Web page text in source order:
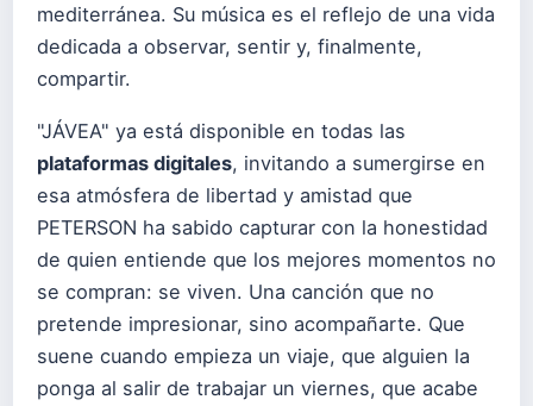
mediterránea. Su música es el reflejo de una vida
dedicada a observar, sentir y, finalmente,
compartir.
"JÁVEA" ya está disponible en todas las
plataformas digitales, invitando a sumergirse en
esa atmósfera de libertad y amistad que
PETERSON ha sabido capturar con la honestidad
de quien entiende que los mejores momentos no
se compran: se viven. Una canción que no
pretende impresionar, sino acompañarte. Que
suene cuando empieza un viaje, que alguien la
ponga al salir de trabajar un viernes, que acabe